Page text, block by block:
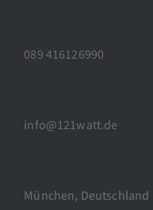
089 416126990
info@121watt.de
München, Deutschland